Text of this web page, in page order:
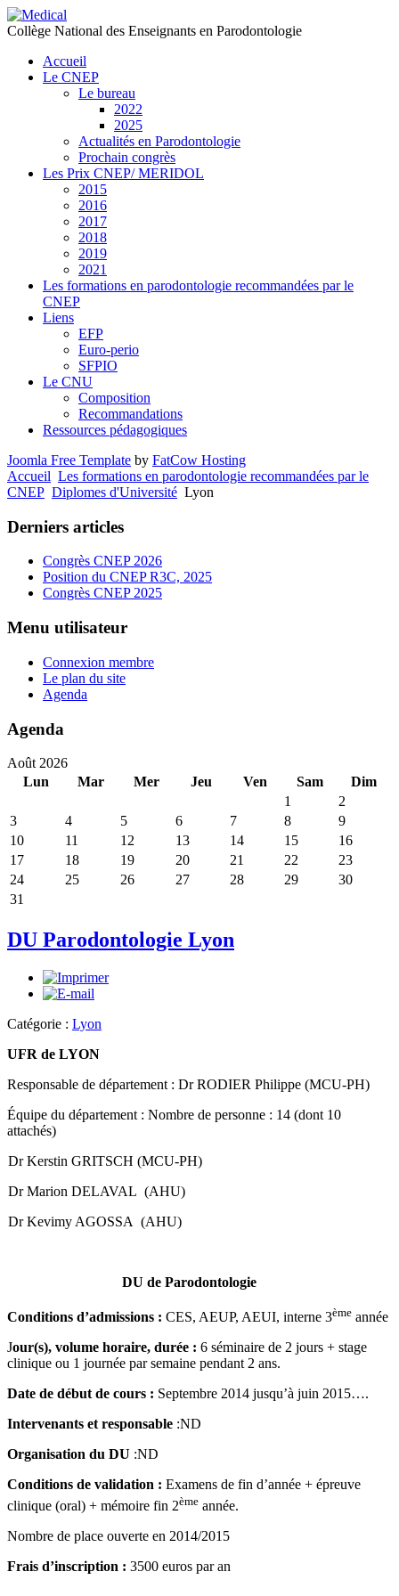
Collège National des Enseignants en Parodontologie
Accueil
Le CNEP
Le bureau
2022
2025
Actualités en Parodontologie
Prochain congrès
Les Prix CNEP/ MERIDOL
2015
2016
2017
2018
2019
2021
Les formations en parodontologie recommandées par le
CNEP
Liens
EFP
Euro-perio
SFPIO
Le CNU
Composition
Recommandations
Ressources pédagogiques
Joomla Free Template by FatCow Hosting
Accueil Les formations en parodontologie recommandées par le
CNEP Diplomes d'Université Lyon
Derniers articles
Congrès CNEP 2026
Position du CNEP R3C, 2025
Congrès CNEP 2025
Menu utilisateur
Connexion membre
Le plan du site
Agenda
Agenda
précédente
précédent
suivante
suivant
Août 2026
Lun
Mar Mer Jeu Ven Sam
Dim
1
2
3
4 5 6 7 8
9
10
11 12 13 14 15
16
17
18 19 20 21 22
23
24
25 26 27 28 29
30
31
DU Parodontologie Lyon
Catégorie : Lyon
UFR de LYON
Responsable de département : Dr RODIER Philippe (MCU-PH)
Équipe du département : Nombre de personne : 14 (dont 10
attachés)
Dr Kerstin GRITSCH (MCU-PH)
DrMarion DELAVAL (AHU)
DrKevimy AGOSSA (AHU)
DU de Parodontologie
Conditions d’admissions : CES, AEUP, AEUI, interne 3ème année
Jour(s), volume horaire, durée : 6 séminaire de 2 jours + stage
clinique ou 1 journée par semaine pendant 2 ans.
Date de début de cours : Septembre 2014 jusqu’à juin 2015….
Intervenants et responsable :ND
Organisation du DU :ND
Conditions de validation : Examens de fin d’année + épreuve
clinique (oral) + mémoire fin 2ème année.
Nombre de place ouverte en 2014/2015
Frais d’inscription : 3500 euros par an